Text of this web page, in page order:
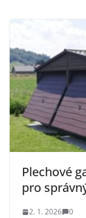
Plechové
pro
2. 1. 2026 0